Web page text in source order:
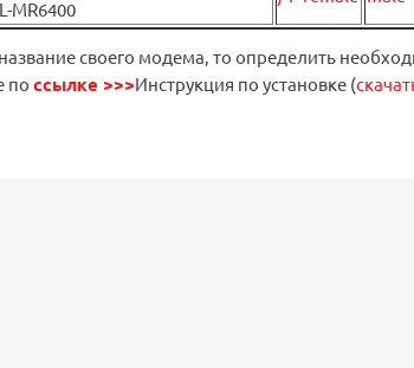
MR6400
своего модема, то определить
по ссылке >>>Инструкция по установке (